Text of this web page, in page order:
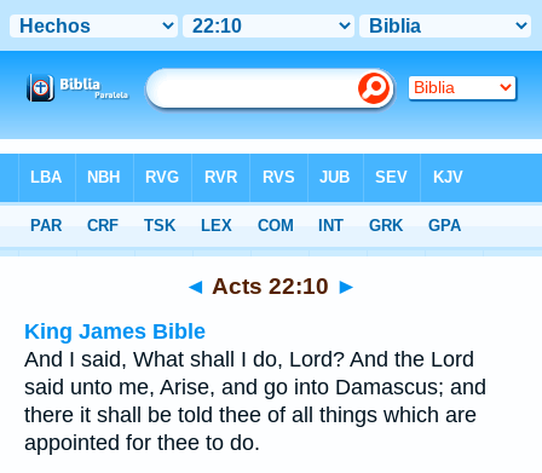
Multilingual > Acts 22:10
◄ Acts 22:10 ►
King James Bible
And I said, What shall I do, Lord? And the Lord
said unto me, Arise, and go into Damascus; and
there it shall be told thee of all things which are
appointed for thee to do.